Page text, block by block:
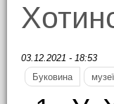
03.12.2021 - 18:53
Буковина
музеї